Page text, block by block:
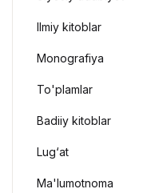
Ilmiy kitoblar
Monografiya
To'plamlar
Badiiy kitoblar
Lug‘at
Ma'lumotnoma